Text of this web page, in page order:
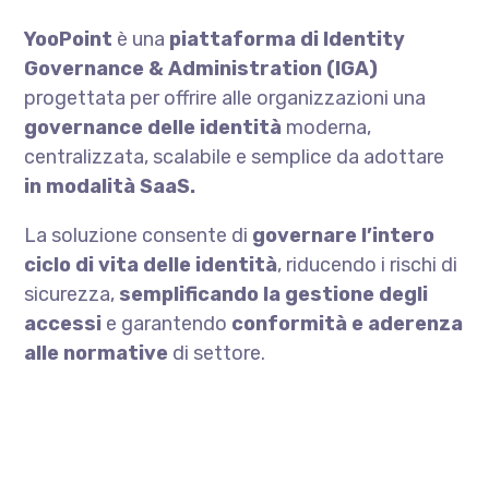
YooPoint è una piattaforma di Identity
Governance & Administration (IGA)
progettata per offrire alle organizzazioni una
governance delle identità moderna,
centralizzata, scalabile e semplice da adottare
in modalità SaaS.
La soluzione consente di governare l’intero
ciclo di vita delle identità, riducendo i rischi di
sicurezza, semplificando la gestione degli
accessi e garantendo conformità e aderenza
alle normative di settore.